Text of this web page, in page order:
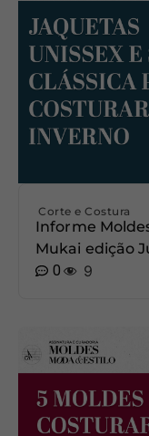
Corte e Costura
Informe
Mukai edição
0
9